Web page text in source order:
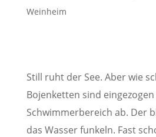
Weinheim
Still ruht der See. Aber wie
Bojenketten sind
Schwimmerbereich ab. Der
das Wasser funkeln. Fast